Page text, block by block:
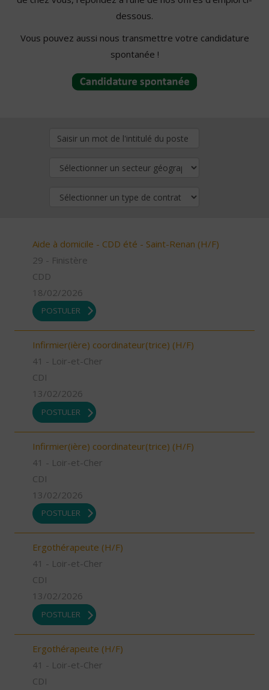
dessous.
Vous pouvez aussi nous transmettre votre candidature
spontanée !
Aide à domicile - CDD été - Saint-Renan (H/F)
29 - Finistère
CDD
18/02/2026
POSTULER
Infirmier(ière) coordinateur(trice) (H/F)
41 - Loir-et-Cher
CDI
13/02/2026
POSTULER
Infirmier(ière) coordinateur(trice) (H/F)
41 - Loir-et-Cher
CDI
13/02/2026
POSTULER
Ergothérapeute (H/F)
41 - Loir-et-Cher
CDI
13/02/2026
POSTULER
Ergothérapeute (H/F)
41 - Loir-et-Cher
CDI